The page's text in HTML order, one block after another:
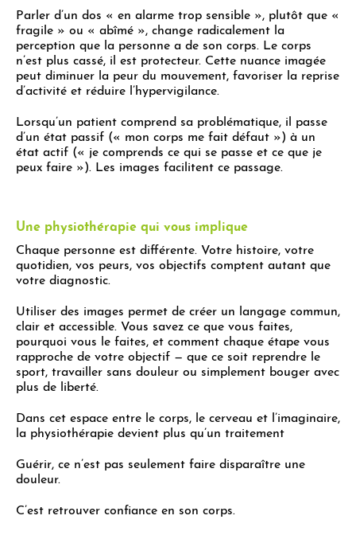
Parler d’un dos « en alarme trop sensible », plutôt que «
fragile » ou « abîmé », change radicalement la
perception que la personne a de son corps. Le corps
n’est plus cassé, il est protecteur. Cette nuance imagée
peut diminuer la peur du mouvement, favoriser la reprise
d’activité et réduire l’hypervigilance.
Lorsqu’un patient comprend sa problématique, il passe
d’un état passif (« mon corps me fait défaut ») à un
état actif (« je comprends ce qui se passe et ce que je
peux faire »). Les images facilitent ce passage.
Une physiothérapie qui vous implique
Chaque personne est différente. Votre histoire, votre
quotidien, vos peurs, vos objectifs comptent autant que
votre diagnostic.
Utiliser des images permet de créer un langage commun,
clair et accessible. Vous savez ce que vous faites,
pourquoi vous le faites, et comment chaque étape vous
rapproche de votre objectif — que ce soit reprendre le
sport, travailler sans douleur ou simplement bouger avec
plus de liberté.
Dans cet espace entre le corps, le cerveau et l’imaginaire,
la physiothérapie devient plus qu’un traitement
Guérir, ce n’est pas seulement faire disparaître une
douleur.
C’est retrouver confiance en son corps.